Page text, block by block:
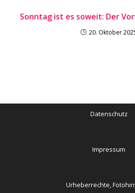
Sonntag ist es soweit: Der
20. Oktober
Datenschutz
Impressum
Urheberrechte,